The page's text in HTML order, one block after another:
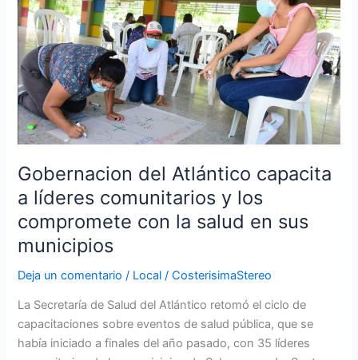
Gobernacion del Atlántico capacita
a líderes comunitarios y los
compromete con la salud en sus
municipios
Deja un comentario / Local /CosterisimaStereo
La Secretaría de Salud del Atlántico retomó el ciclo de
capacitaciones sobre eventos de salud pública, que se
había iniciado a finales del año pasado, con 35 líderes
Atlántico
capacita
líderes
comunitarios
y
los
compromete
con
la
salud
en
sus